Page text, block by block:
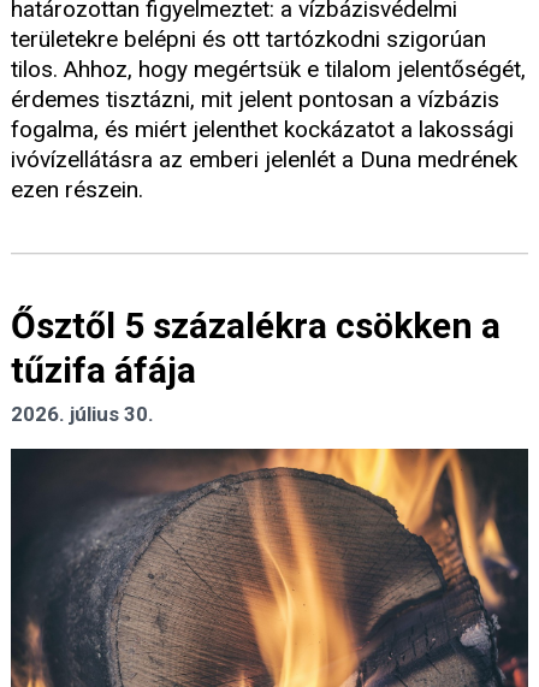
határozottan figyelmeztet: a vízbázisvédelmi
területekre belépni és ott tartózkodni szigorúan
tilos. Ahhoz, hogy megértsük e tilalom jelentőségét,
érdemes tisztázni, mit jelent pontosan a vízbázis
fogalma, és miért jelenthet kockázatot a lakossági
ivóvízellátásra az emberi jelenlét a Duna medrének
ezen részein.
Ősztől 5 százalékra csökken a
tűzifa áfája
2026. július 30.